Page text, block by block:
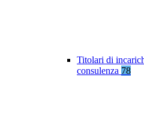
Titolari di
consulenza 78